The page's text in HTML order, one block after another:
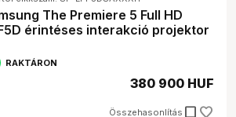
The Premiere 5 Full HD
érintéses interakció projektor
RAKTÁRON
Összehasonlítás check_box_outline_blank
380 900 HUF